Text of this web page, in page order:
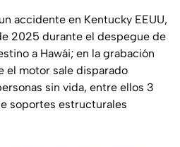
accidente en Kentucky EEUU,
2025 durante el despegue de
a Hawái; en la grabación
el motor sale disparado
sin vida, entre ellos 3
soportes estructurales